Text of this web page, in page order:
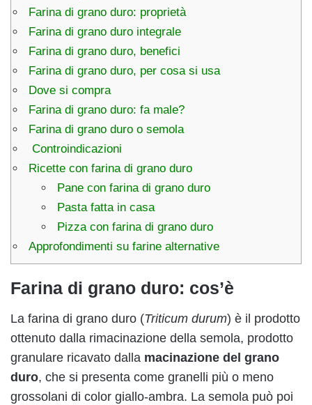
Farina di grano duro: proprietà
Farina di grano duro integrale
Farina di grano duro, benefici
Farina di grano duro, per cosa si usa
Dove si compra
Farina di grano duro: fa male?
Farina di grano duro o semola
Controindicazioni
Ricette con farina di grano duro
Pane con farina di grano duro
Pasta fatta in casa
Pizza con farina di grano duro
Approfondimenti su farine alternative
Farina di grano duro: cos’è
La farina di grano duro (Triticum durum) è il prodotto
ottenuto dalla rimacinazione della semola, prodotto
granulare ricavato dalla macinazione del grano
duro, che si presenta come granelli più o meno
grossolani di color giallo-ambra. La semola può poi